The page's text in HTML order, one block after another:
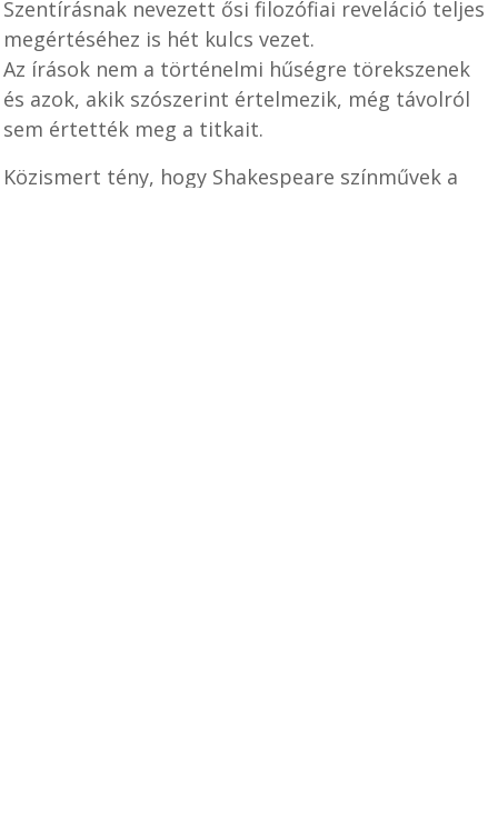
Szentírásnak nevezett ősi filozófiai reveláció teljes
megértéséhez is hét kulcs vezet.
Az írások nem a történelmi hűségre törekszenek
és azok, akik szószerint értelmezik, még távolról
sem értették meg a titkait.
Közismert tény, hogy Shakespeare színművek a